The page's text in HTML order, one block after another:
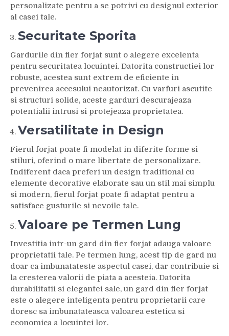
personalizate pentru a se potrivi cu designul exterior
al casei tale.
Securitate Sporita
Gardurile din fier forjat sunt o alegere excelenta
pentru securitatea locuintei. Datorita constructiei lor
robuste, acestea sunt extrem de eficiente in
prevenirea accesului neautorizat. Cu varfuri ascutite
si structuri solide, aceste garduri descurajeaza
potentialii intrusi si protejeaza proprietatea.
Versatilitate in Design
Fierul forjat poate fi modelat in diferite forme si
stiluri, oferind o mare libertate de personalizare.
Indiferent daca preferi un design traditional cu
elemente decorative elaborate sau un stil mai simplu
si modern, fierul forjat poate fi adaptat pentru a
satisface gusturile si nevoile tale.
Valoare pe Termen Lung
Investitia intr-un gard din fier forjat adauga valoare
proprietatii tale. Pe termen lung, acest tip de gard nu
doar ca imbunatateste aspectul casei, dar contribuie si
la cresterea valorii de piata a acesteia. Datorita
durabilitatii si elegantei sale, un gard din fier forjat
este o alegere inteligenta pentru proprietarii care
doresc sa imbunatateasca valoarea estetica si
economica a locuintei lor.